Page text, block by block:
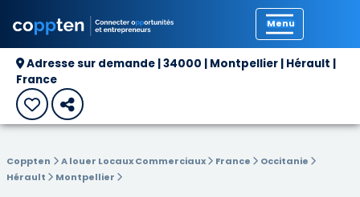
Adresse sur demande | 34000 | Montpellier | Hérault |
France
Coppten A louer Locaux Commerciaux France
Occitanie
Hérault
Montpellier